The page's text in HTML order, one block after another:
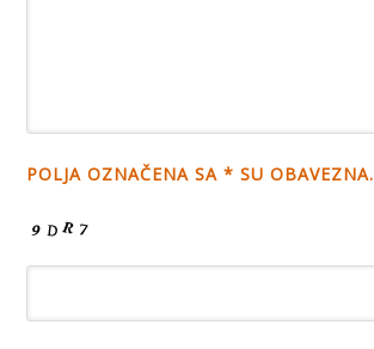
POLJA OZNAČENA SA * SU OBAVEZNA.